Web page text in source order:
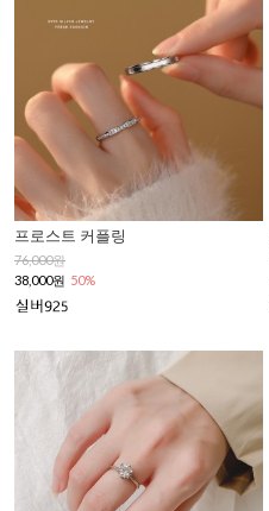
프로스트 커플링
76,000원
38,000원 50%